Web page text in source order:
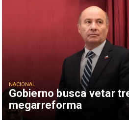
Gobierno busca vetar
megarreforma
NACIONAL